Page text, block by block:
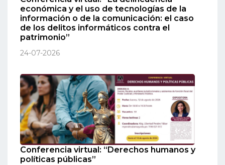
económica y el uso de tecnologías de la
información o de la comunicación: el caso
de los delitos informáticos contra el
patrimonio”
24-07-2026
Conferencia virtual: “Derechos humanos y
políticas públicas”